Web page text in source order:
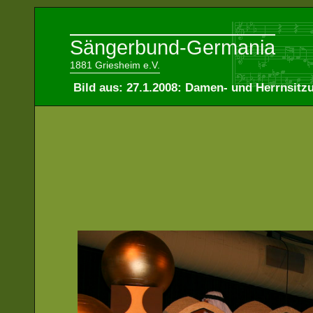
Sängerbund-Germania
1881 Griesheim e.V.
Bild aus: 27.1.2008: Damen- und